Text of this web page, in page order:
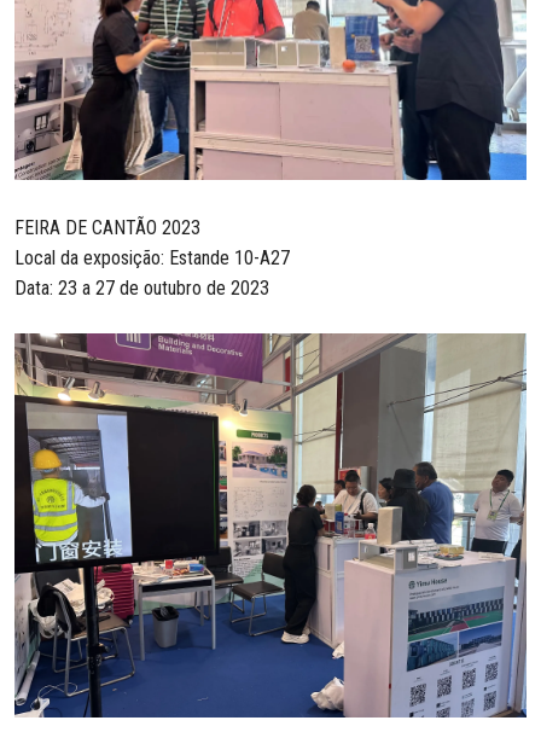
FEIRA DE CANTÃO 2023
Local da exposição: Estande 10-A27
Data: 23 a 27 de outubro de 2023